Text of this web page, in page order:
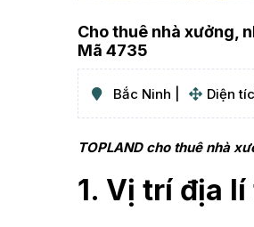
Cho thuê nhà xưởng,
Mã 4735
Bắc Ninh Diện
TOPLAND cho thuê nhà
1. Vị trí địa